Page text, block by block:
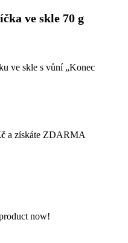
ve skle 70 g
ve skle s vůní „Konec
a získáte ZDARMA
now!